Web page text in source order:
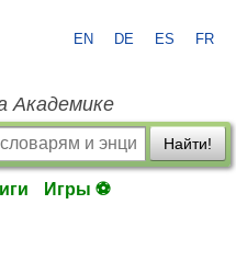
EN DE ES FR
Академике
Найти!
Игры ⚽